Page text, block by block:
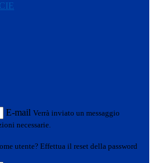
E-mail Verrà inviato un messaggio
necessarie.
utente? Effettua il reset della password